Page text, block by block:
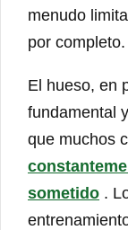
menudo
por completo.
El hueso, en
fundamental
que muchos
sometido .